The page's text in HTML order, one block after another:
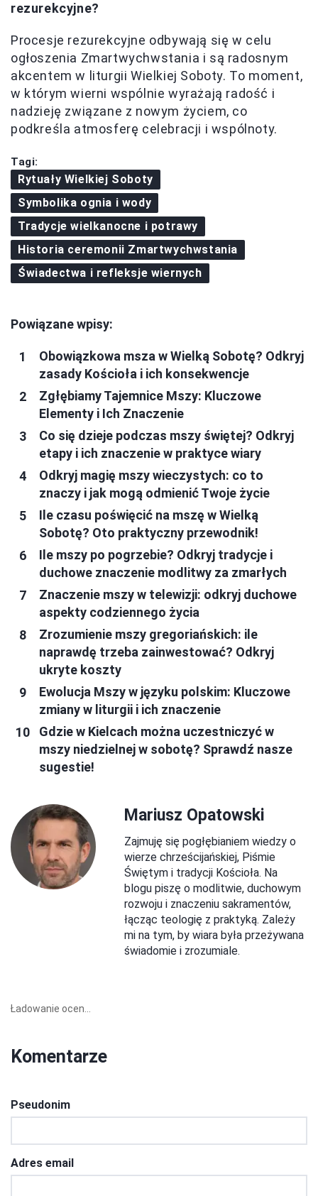
rezurekcyjne?
Procesje rezurekcyjne odbywają się w celu
ogłoszenia Zmartwychwstania i są radosnym
akcentem w liturgii Wielkiej Soboty. To moment,
w którym wierni wspólnie wyrażają radość i
nadzieję związane z nowym życiem, co
podkreśla atmosferę celebracji i wspólnoty.
Tagi:
Rytuały Wielkiej Soboty
Symbolika ognia i wody
Tradycje wielkanocne i potrawy
Historia ceremonii Zmartwychwstania
Świadectwa i refleksje wiernych
Powiązane wpisy:
Obowiązkowa msza w Wielką Sobotę? Odkryj
zasady Kościoła i ich konsekwencje
Zgłębiamy Tajemnice Mszy: Kluczowe
Elementy i Ich Znaczenie
Co się dzieje podczas mszy świętej? Odkryj
etapy i ich znaczenie w praktyce wiary
Odkryj magię mszy wieczystych: co to
znaczy i jak mogą odmienić Twoje życie
Ile czasu poświęcić na mszę w Wielką
Sobotę? Oto praktyczny przewodnik!
Ile mszy po pogrzebie? Odkryj tradycje i
duchowe znaczenie modlitwy za zmarłych
Znaczenie mszy w telewizji: odkryj duchowe
aspekty codziennego życia
Zrozumienie mszy gregoriańskich: ile
naprawdę trzeba zainwestować? Odkryj
ukryte koszty
Ewolucja Mszy w języku polskim: Kluczowe
zmiany w liturgii i ich znaczenie
Gdzie w Kielcach można uczestniczyć w
mszy niedzielnej w sobotę? Sprawdź nasze
sugestie!
Mariusz Opatowski
Zajmuję się pogłębianiem wiedzy o
wierze chrześcijańskiej, Piśmie
Świętym i tradycji Kościoła. Na
blogu piszę o modlitwie, duchowym
rozwoju i znaczeniu sakramentów,
łącząc teologię z praktyką. Zależy
mi na tym, by wiara była przeżywana
świadomie i zrozumiale.
Ładowanie ocen...
Komentarze
Pseudonim
Adres email